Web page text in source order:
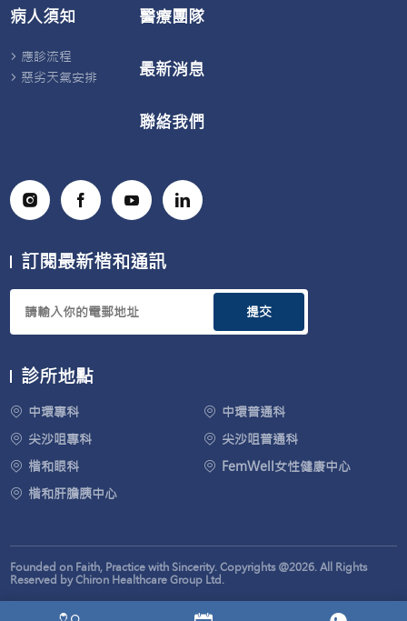
病人須知
應診流程
惡劣天氣安排
醫療團隊
最新消息
聯絡我們
訂閱最新楷和通訊
提交
診所地點
中環專科
中環普通科
尖沙咀專科
尖沙咀普通科
楷和眼科
FemWell女性健康中心
楷和肝膽胰中心
Founded on Faith, Practice with Sincerity. Copyrights @2026. All Rights
Reserved by Chiron Healthcare Group Ltd.